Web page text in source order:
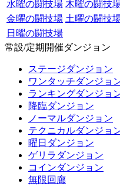
水曜の闘技場 木曜の闘技
金曜の闘技場 土曜の闘技
日曜の闘技場
常設/定期開催ダンジョン
ステージダンジョン
ワンタッチダンジョ
ランキングダンジョ
降臨ダンジョン
ノーマルダンジョン
テクニカルダンジョ
曜日ダンジョン
ゲリラダンジョン
コインダンジョン
無限回廊